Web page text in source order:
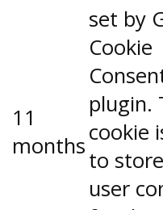
11
months
set by
Cookie
plugin.
cookie
to
user